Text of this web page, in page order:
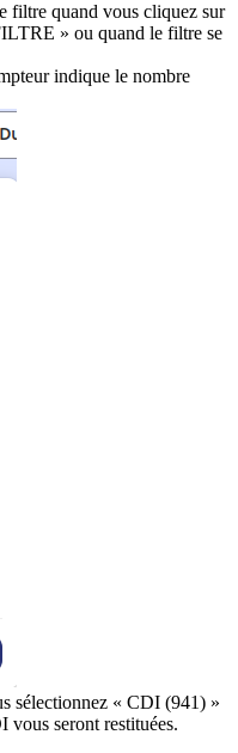
filtre quand vous cliquez sur
» ou quand le filtre se
indique le nombre
sélectionnez « CDI (941) »
vous seront restituées.